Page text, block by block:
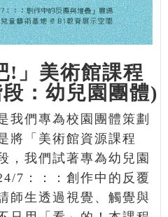
!」美術館課程
：幼兒園團體)
我們專為校園團體策劃
將「美術館資源課程
，我們試著專為幼兒園
7：：：創作中的反覆
師生透過視覺、觸覺與